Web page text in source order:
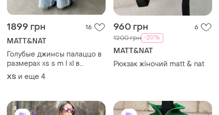
1899 грн 16
MATT&NAT
Голубые джинсы палаццо в
размерах xs s m l xl в
наличии качество
XS и еще 4
960 грн 6
1200 грн -20%
MATT&NAT
Рюкзак жіночий matt & nat